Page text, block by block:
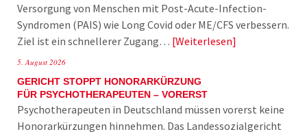
Versorgung von Menschen mit Post-Acute-Infection-
Syndromen (PAIS) wie Long Covid oder ME/CFS verbessern.
Ziel ist ein schnellerer Zugang… Weiterlesen
5. August 2026
GERICHT STOPPT HONORARKÜRZUNG
FÜR PSYCHOTHERAPEUTEN – VORERST
Psychotherapeuten in Deutschland müssen vorerst keine
Honorarkürzungen hinnehmen. Das Landessozialgericht